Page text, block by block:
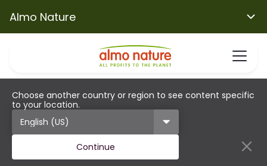
Almo Nature
Choose another country or region to see content specific
to your location.
Continue